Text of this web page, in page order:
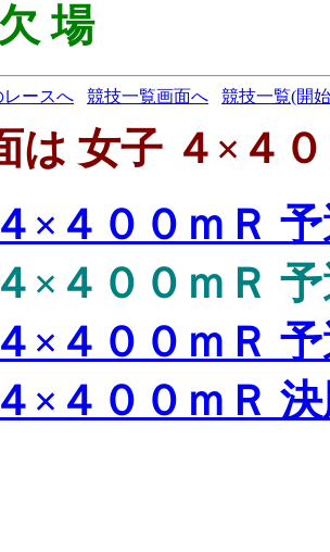
場
レースへ 競技一覧画面へ 競技一覧(開
は 女子 ４×４
×４００ｍＲ
×４００ｍＲ
×４００ｍＲ
×４００ｍＲ